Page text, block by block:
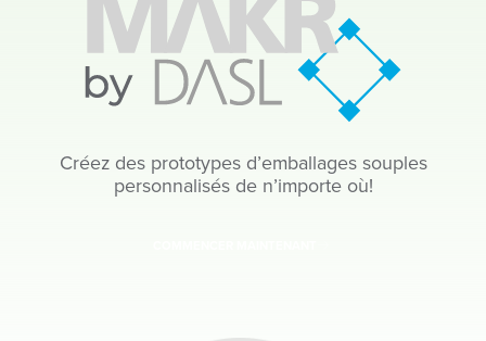
Créez des prototypes d’emballages souples
personnalisés de n’importe où!